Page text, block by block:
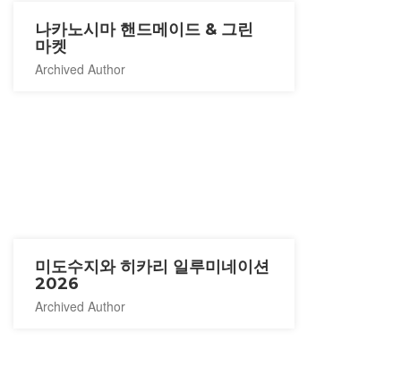
나카노시마 핸드메이드 & 그린
마켓
Archived Author
미도수지와 히카리 일루미네이션
2026
Archived Author